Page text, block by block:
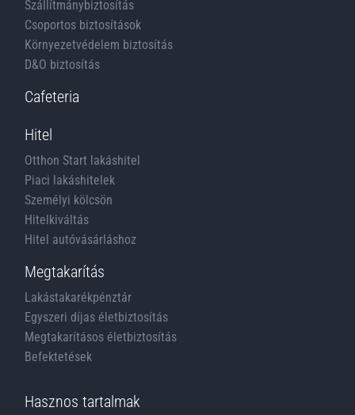
Szállítmánybiztosítás
Csoportos biztosítások
Környezetvédelem biztosítás
D&O biztosítás
Cafeteria
Hitel
Otthon Start lakáshitel
Piaci lakáshitelek
Személyi kölcsön
Hitelkiváltás
Hitel autóvásárláshoz
Megtakarítás
Lakástakarékpénztár
Egyszeri díjas életbiztosítás
Megtakarításos életbiztosítás
Befektetések
Hasznos tartalmak